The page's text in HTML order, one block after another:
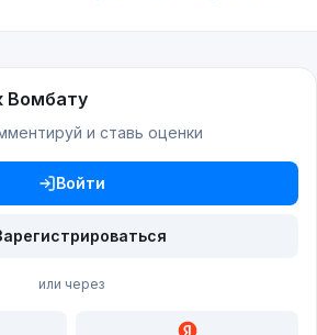
Вомбату
и ставь оценки
Войти
или через